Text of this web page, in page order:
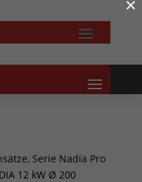
Serie Nadia Pro
12 kW Ø 200